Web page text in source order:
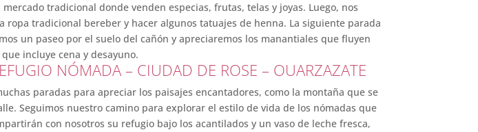
tradicional donde venden especias, frutas, telas y joyas. Luego, nos
tradicional bereber y hacer algunos tatuajes de henna. La siguiente parada
un paseo por el suelo del cañón y apreciaremos los manantiales que fluyen
incluye cena y desayuno.
NÓMADA – CIUDAD DE ROSE – OUARZAZATE
paradas para apreciar los paisajes encantadores, como la montaña que se
Seguimos nuestro camino para explorar el estilo de vida de los nómadas que
con nosotros su refugio bajo los acantilados y un vaso de leche fresca,